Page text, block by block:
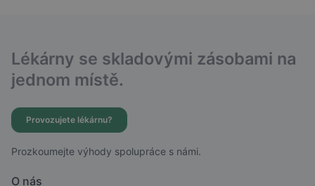
Lékárny se skladovými zásobami na
jednom místě.
Provozujete lékárnu?
Prozkoumejte výhody spolupráce s námi.
O nás